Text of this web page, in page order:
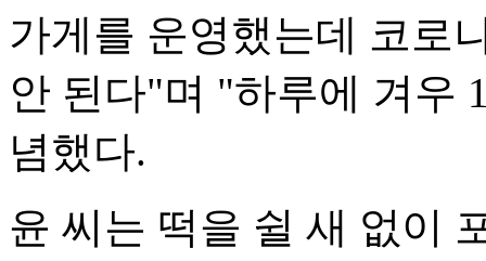
가게를 운영했는데 코로
안 된다"며 "하루에 겨우
념했다.
윤 씨는 떡을 쉴 새 없이